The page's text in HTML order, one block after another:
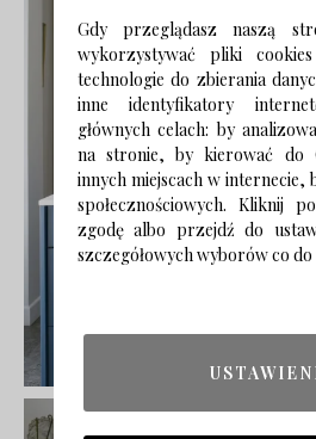
Gdy przeglądasz naszą
wykorzystywać pliki
technologie do zbierania
inne identyfikatory
głównych celach: by
na stronie, by kierować do
innych miejscach w internecie,
społecznościowych. Kliknij
zgodę albo przejdź do
szczegółowych wyborów co